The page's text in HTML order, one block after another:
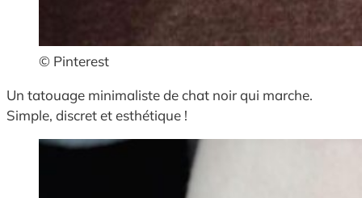
© Pinterest
Un tatouage minimaliste de chat noir qui marche.
Simple, discret et esthétique !